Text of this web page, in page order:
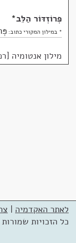
פְּרוֹזְדּוֹר הַלֵּב*
* במילון המקורי כתוב:
מילון אנטומיה
לאתר האקדמיה |
כל הזכויות